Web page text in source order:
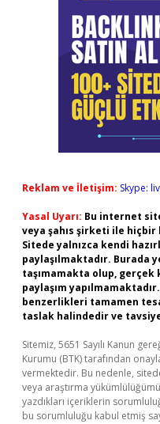
Reklam ve İletişim: Skype:
Yasal Uyarı: Bu internet
veya şahıs şirketi ile hiçbir
Sitede yalnızca kendi
paylaşılmaktadır. Burada
taşımamakta olup, gerçek
paylaşım
benzerlikleri tamamen
taslak halindedir ve
Sitemiz, 5651 Sayılı Kanun
Kurumu (BTK) tarafından
vermektedir. Bu nedenle,
veya araştırma
yazdıkları içeriklerin
bu sorumluluğu kabul etmiş